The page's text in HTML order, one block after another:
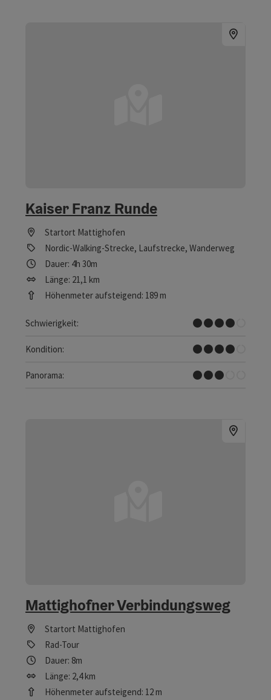
Kaiser Franz Runde
Startort Mattighofen
Nordic-Walking-Strecke, Laufstrecke, Wanderweg
Dauer: 4h 30m
Länge: 21,1 km
Höhenmeter aufsteigend: 189 m
Schwierigkeit:
Schwer
Kondition:
Schwer
Panorama:
Einige Ausblicke
Mattighofner Verbindungsweg
Startort Mattighofen
Rad-Tour
Dauer: 8m
Länge: 2,4 km
Höhenmeter aufsteigend: 12 m